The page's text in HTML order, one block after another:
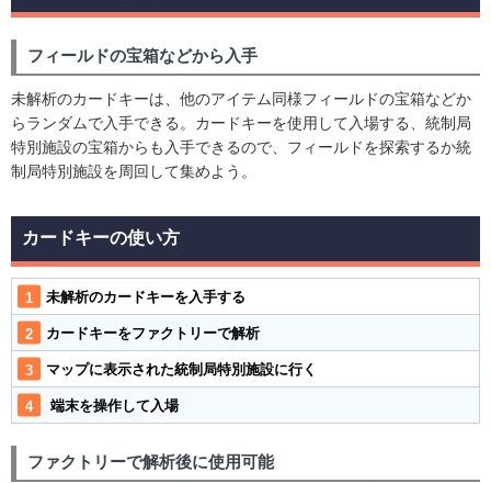
フィールドの宝箱などから入手
未解析のカードキーは、他のアイテム同様フィールドの宝箱などか
らランダムで入手できる。カードキーを使用して入場する、統制局
特別施設の宝箱からも入手できるので、フィールドを探索するか統
制局特別施設を周回して集めよう。
カードキーの使い方
未解析のカードキーを入手する
カードキーをファクトリーで解析
マップに表示された統制局特別施設に行く
端末を操作して入場
ファクトリーで解析後に使用可能